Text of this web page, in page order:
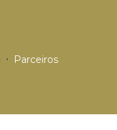
Parceiros